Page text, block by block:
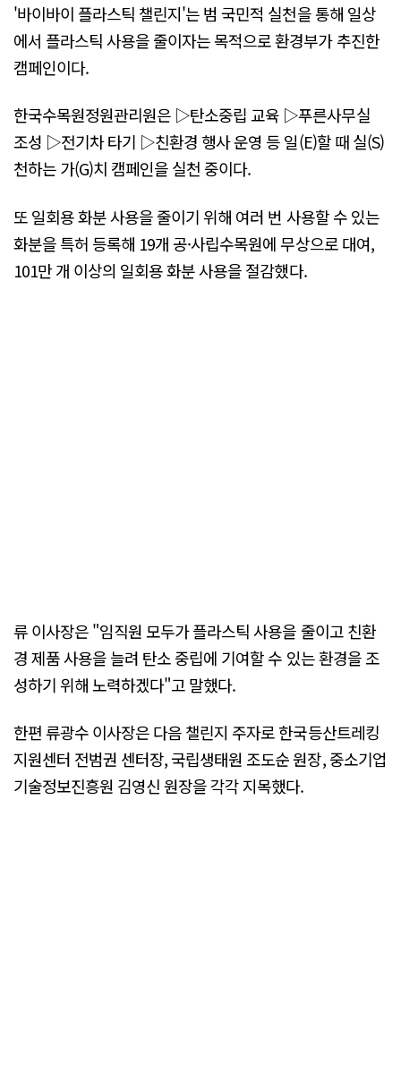
'바이바이 플라스틱 챌린지'는 범 국민적 실천을 통해 일상
에서 플라스틱 사용을 줄이자는 목적으로 환경부가 추진한
캠페인이다.
한국수목원정원관리원은 ▷탄소중립 교육 ▷푸른사무실
조성 ▷전기차 타기 ▷친환경 행사 운영 등 일(E)할 때 실(S)
천하는 가(G)치 캠페인을 실천 중이다.
또 일회용 화분 사용을 줄이기 위해 여러 번 사용할 수 있는
화분을 특허 등록해 19개 공·사립수목원에 무상으로 대여,
101만 개 이상의 일회용 화분 사용을 절감했다.
류 이사장은 "임직원 모두가 플라스틱 사용을 줄이고 친환
경 제품 사용을 늘려 탄소 중립에 기여할 수 있는 환경을 조
성하기 위해 노력하겠다"고 말했다.
한편 류광수 이사장은 다음 챌린지 주자로 한국등산트레킹
지원센터 전범권 센터장, 국립생태원 조도순 원장, 중소기업
기술정보진흥원 김영신 원장을 각각 지목했다.